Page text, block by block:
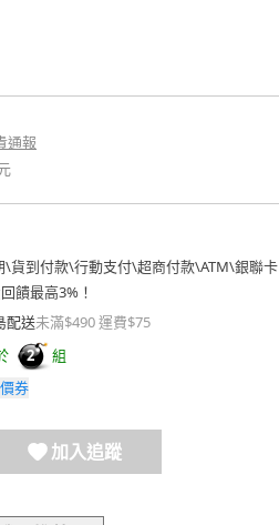
通報
\貨到付款\行動支付\超商付款\ATM\銀聯卡
饋最高3%！
配送未滿$490 運費$75
2
組
券
加入追蹤